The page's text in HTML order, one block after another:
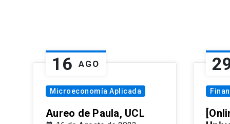
16 AGO
Microeconomía Aplicada
Aureo de Paula, UCL